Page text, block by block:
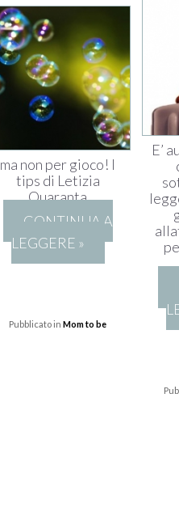
ma non per gioco! I
tips di Letizia
Quaranta
CONTINUA A
LEGGERE »
Pubblicato inMom to be
E’